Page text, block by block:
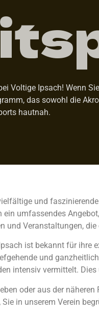
Voltige Ipsach! Wenn
das sowohl die
hautnah.
und
ein umfassendes
und Veranstaltungen,
ist bekannt für ihre
und
intensiv vermittelt.
oder aus der
in unserem Verein